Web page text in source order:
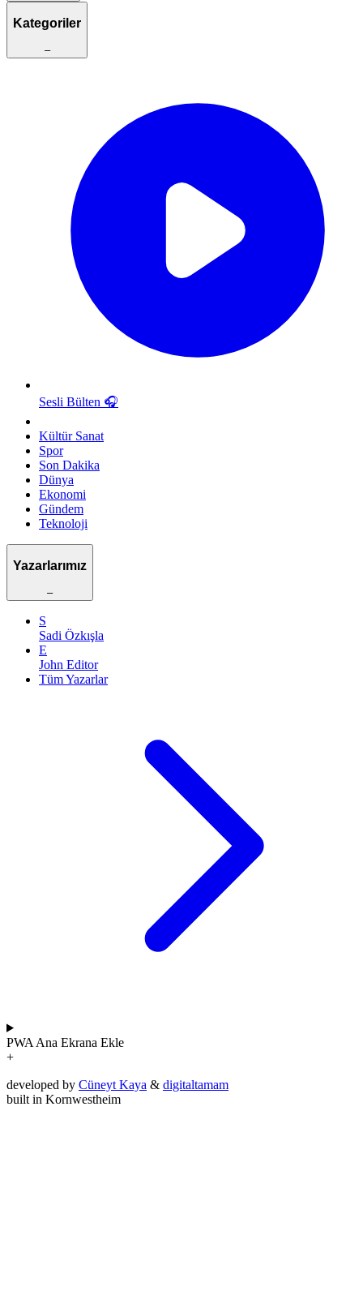
Kategoriler
–
Sesli Bülten 🎧
Kültür Sanat
Spor
Son Dakika
Dünya
Ekonomi
Gündem
Teknoloji
Yazarlarımız
–
S
Sadi Özkışla
E
John Editor
Tüm Yazarlar
PWA Ana Ekrana Ekle
+
developed by Cüneyt Kaya & digitaltamam
built in Kornwestheim